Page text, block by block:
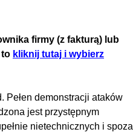
firmy (z fakturą) lub
to kliknij tutaj i wybierz
Pełen demonstracji ataków
jest przystępnym
nietechnicznych i spoza